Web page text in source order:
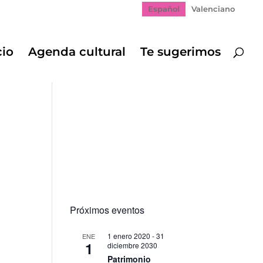
Español Valenciano
Agenda cultural Te sugerimos
Próximos eventos
ENE
1
1 enero 2020 -31
diciembre 2030
Patrimonio